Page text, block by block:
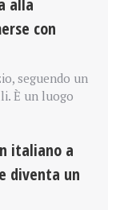
con
seguendo un
È un luogo
italiano a
diventa un